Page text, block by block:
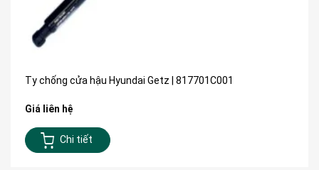
Ty chống cửa hậu Hyundai Getz | 817701C001
Giá liên hệ
Chi tiết